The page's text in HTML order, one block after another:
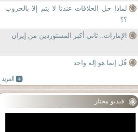
لماذا حل الخلافات عندنا لا يتم إلا بالحروب
؟؟
الإمارات.. ثاني أكبر المستوردين من إيران
قُل إنما هو إله واحد
فيديو مختار